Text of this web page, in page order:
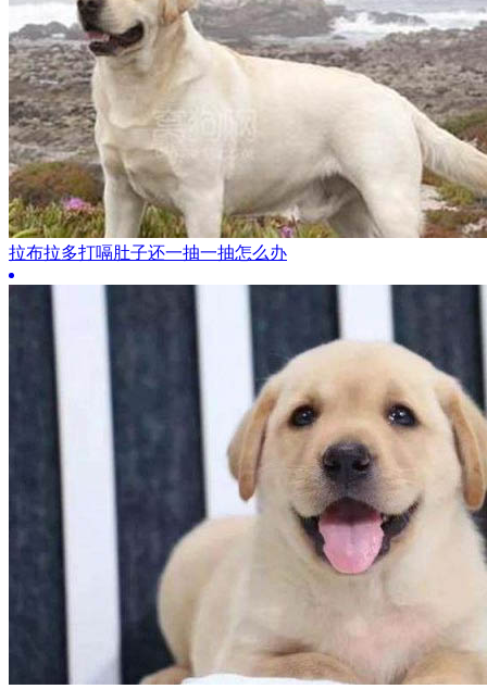
拉布拉多打嗝肚子还一抽一抽怎么办